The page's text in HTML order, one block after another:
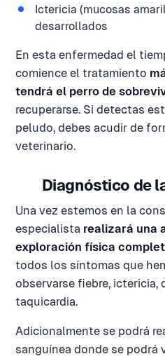
Ictericia (mucosas
desarrollados
En esta enfermedad el
comience el tratamiento
tendrá el perro de
recuperarse. Si detectas
peludo, debes acudir de
veterinario.
Diagnóstico de
Una vez estemos en la
especialista realizará una
exploración física
todos los síntomas que
observarse fiebre, ictericia,
taquicardia.
Adicionalmente se podrá
sanguínea donde se podrá